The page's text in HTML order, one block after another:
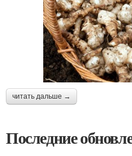
читать дальше →
Последние